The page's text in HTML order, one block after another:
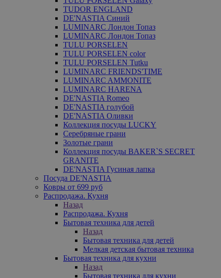
TUDOR ENGLAND
DE'NASTIA Синий
LUMINARC Лондон Топаз
LUMINARC Лондон Топаз
TULU PORSELEN
TULU PORSELEN color
TULU PORSELEN Tutku
LUMINARC FRIENDS'TIME
LUMINARC AMMONITE
LUMINARC HARENA
DE'NASTIA Romeo
DE'NASTIA голубой
DE'NASTIA Оливки
Коллекция посуды LUCKY
Серебряные грани
Золотые грани
Коллекция посуды BAKER`S SECRET
GRANITE
DE'NASTIA Гусиная лапка
Посуда DE'NASTIA
Ковры от 699 руб
Распродажа. Кухня
Назад
Распродажа. Кухня
Бытовая техника для детей
Назад
Бытовая техника для детей
Мелкая детская бытовая техника
Бытовая техника для кухни
Назад
Бытовая техника для кухни